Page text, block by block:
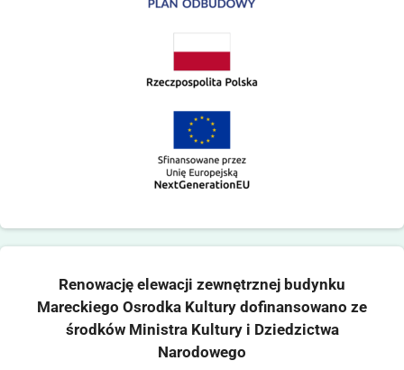
Renowację elewacji zewnętrznej budynku
Mareckiego Osrodka Kultury dofinansowano ze
środków Ministra Kultury i Dziedzictwa
Narodowego